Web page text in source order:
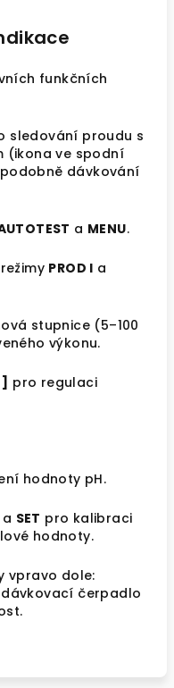
funkčních
sledování proudu s
(ikona ve spodní
dávkování
a MENU.
PROD I a
stupnice (5–100
výkonu.
pro regulaci
hodnoty pH.
a SET pro kalibraci
hodnoty.
vpravo dole:
čerpadlo